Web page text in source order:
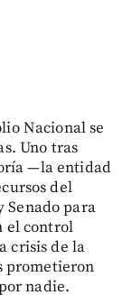
Nacional se
Uno tras
—la entidad
del
Senado para
el control
crisis de la
prometieron
nadie.